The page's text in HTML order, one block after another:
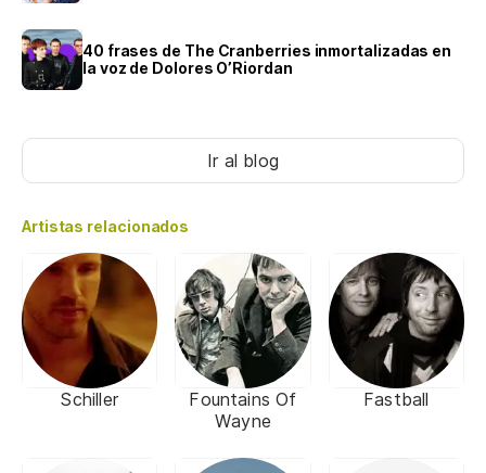
40 frases de The Cranberries inmortalizadas en
la voz de Dolores O’Riordan
Ir al blog
Artistas relacionados
Schiller
Fountains Of
Wayne
Fastball